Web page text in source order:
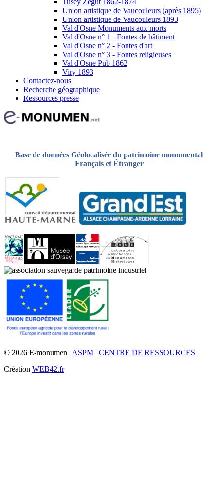
Tusey Zégut 1862-1874
Union artistique de Vaucouleurs (après 1895)
Union artistique de Vaucouleurs 1893
Val d'Osne Monuments aux morts
Val d'Osne n° 1 - Fontes de bâtiment
Val d'Osne n° 2 - Fontes d'art
Val d'Osne n° 3 - Fontes religieuses
Val d'Osne Pub 1862
Viry 1893
Contactez-nous
Recherche géographique
Ressources presse
Base de données Géolocalisée du patrimoine monumental
Français et Étranger
© 2026 E-monumen | ASPM | CENTRE DE RESSOURCES
Création WEB42.fr